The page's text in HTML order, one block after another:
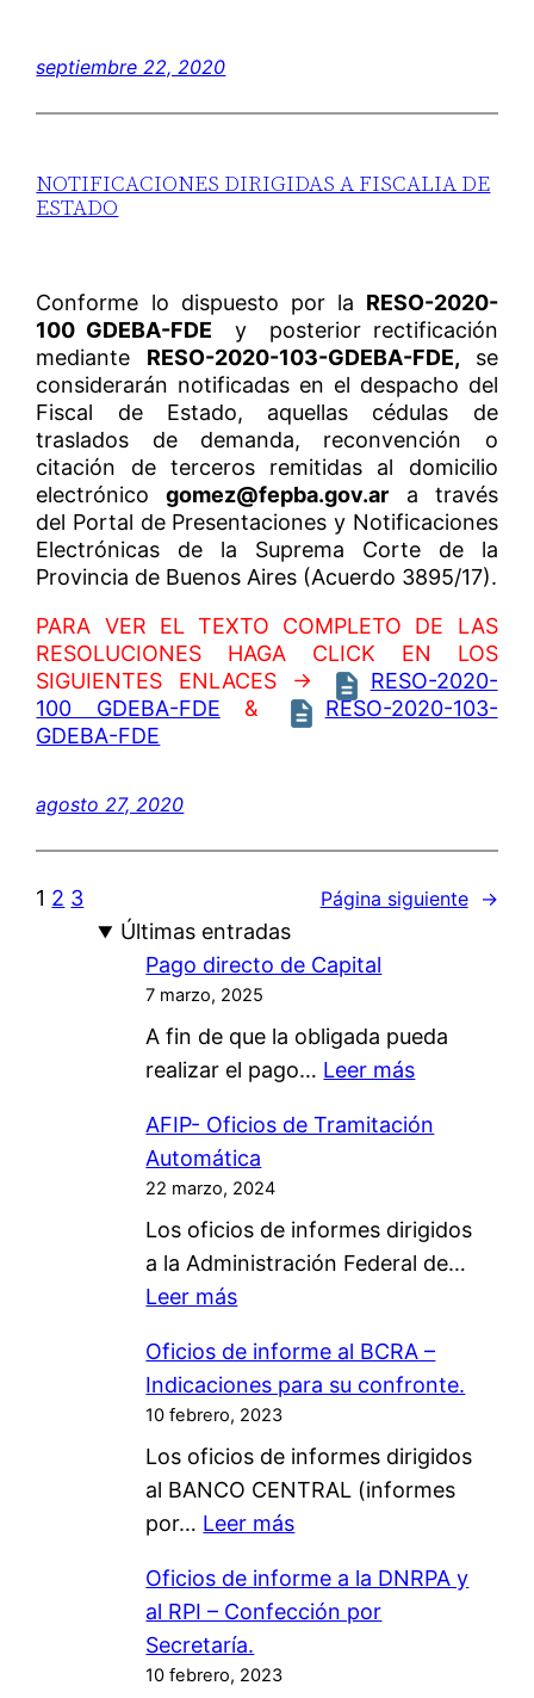
septiembre 22, 2020
NOTIFICACIONES DIRIGIDAS A FISCALIA DE
ESTADO
Conforme lo dispuesto por la RESO-2020-
100 GDEBA-FDE y posterior rectificación
mediante RESO-2020-103-GDEBA-FDE, se
considerarán notificadas en el despacho del
Fiscal de Estado, aquellas cédulas de
traslados de demanda, reconvención o
citación de terceros remitidas al domicilio
electrónicogomez@fepba.gov.ar a través
del Portal de Presentaciones y Notificaciones
Electrónicas de la Suprema Corte de la
Provincia de Buenos Aires (Acuerdo 3895/17).
PARA VER EL TEXTO COMPLETO DE LAS
RESOLUCIONES HAGA CLICK EN LOS
SIGUIENTES ENLACES →
RESO-2020-
100 GDEBA-FDE &
RESO-2020-103-
GDEBA-FDE
agosto 27, 2020
1 2 3 Página siguiente →
Últimas entradas
Pago directo de Capital
7 marzo, 2025
A fin de que la obligada pueda
realizar el pago… Leer más:
a
d
i
c
t
d
e
a
AFIP- Oficios de Tramitación
Automática
22 marzo, 2024
Los oficios de informes dirigidos
a la Administración Federal de…
Leer más:
F
I
P
-
O
f
c
i
o
Oficios de informe al BCRA –
Indicaciones para su confronte.
10 febrero, 2023
Los oficios de informes dirigidos
al BANCO CENTRAL (informes
por… Leer más:
f
i
Oficios de informe a la DNRPA y
al RPI – Confección por
Secretaría.
10 febrero, 2023